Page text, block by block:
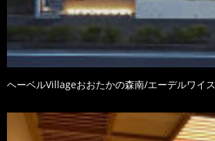
ヘーベルVillageおおたかの森南/エーデルワイス